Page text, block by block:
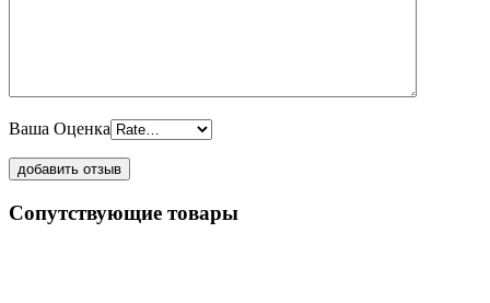
Ваша Оценка
Сопутствующие товары